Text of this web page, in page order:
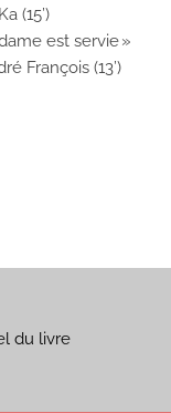
(15’)
est servie »
François (13’)
du livre